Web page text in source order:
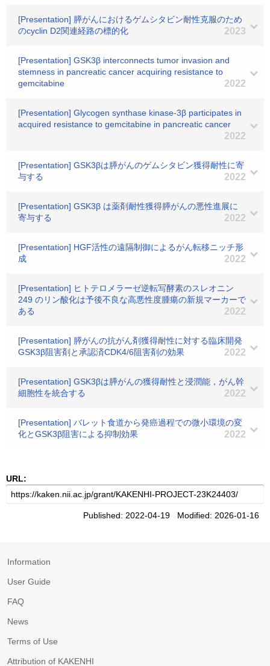
[Presentation] 膵がんにおけるゲムシタビン耐性克服のため
のcyclin D2関連経路の標的化
2023
[Presentation] GSK3β interconnects tumor invasion and
stemness in pancreatic cancer acquiring resistance to
gemcitabine
2022
[Presentation] Glycogen synthase kinase-3β participates in
acquired resistance to gemcitabine in pancreatic cancer
2022
[Presentation] GSK3βは膵がんのゲムシタビン獲得耐性に寄
与する
2022
[Presentation] GSK3β は薬剤耐性獲得膵がんの悪性進展に
寄与する
2022
[Presentation] HGF活性の遠隔制御によるがん転移ニッチ形
成
2022
[Presentation] ヒトテロメラーゼ逆転写酵素のスレオニン
249 のリン酸化は予後不良な高悪性度腫瘍の新規マーカーで
ある
2022
[Presentation] 膵がんの抗がん剤獲得耐性に対する臨床開発
GSK3β阻害剤と承認済CDK4/6阻害剤の効果
2022
[Presentation] GSK3βは膵がんの獲得耐性と浸潤能，がん幹
細胞性を統合する
2022
[Presentation] バレット食道から発癌過程での微小環境の変
化とGSK3β阻害による抑制効果
2022
URL:
Published: 2022-04-19 Modified: 2026-01-16
Information
User Guide
FAQ
News
Terms of Use
Attribution of KAKENHI